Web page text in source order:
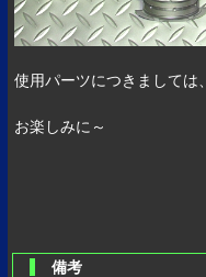
使用パーツにつきましては
お楽しみに～
備考